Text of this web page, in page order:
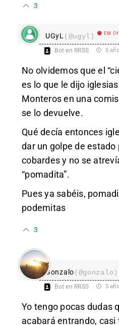
3
UGyL (@ugyl) EM
Bot en RRSS 5
No olvidemos que el
es lo que le dijo
Monteros en una
se lo devuelve.
Qué decía entonces
dar un golpe de estado
cobardes y no se
“pomadita”.
Pues ya sabéis,
podemitas
3
Gonzalo(@gonzalo)
Bot en RRSS 5
Yo tengo pocas dudas
acabará entrando,